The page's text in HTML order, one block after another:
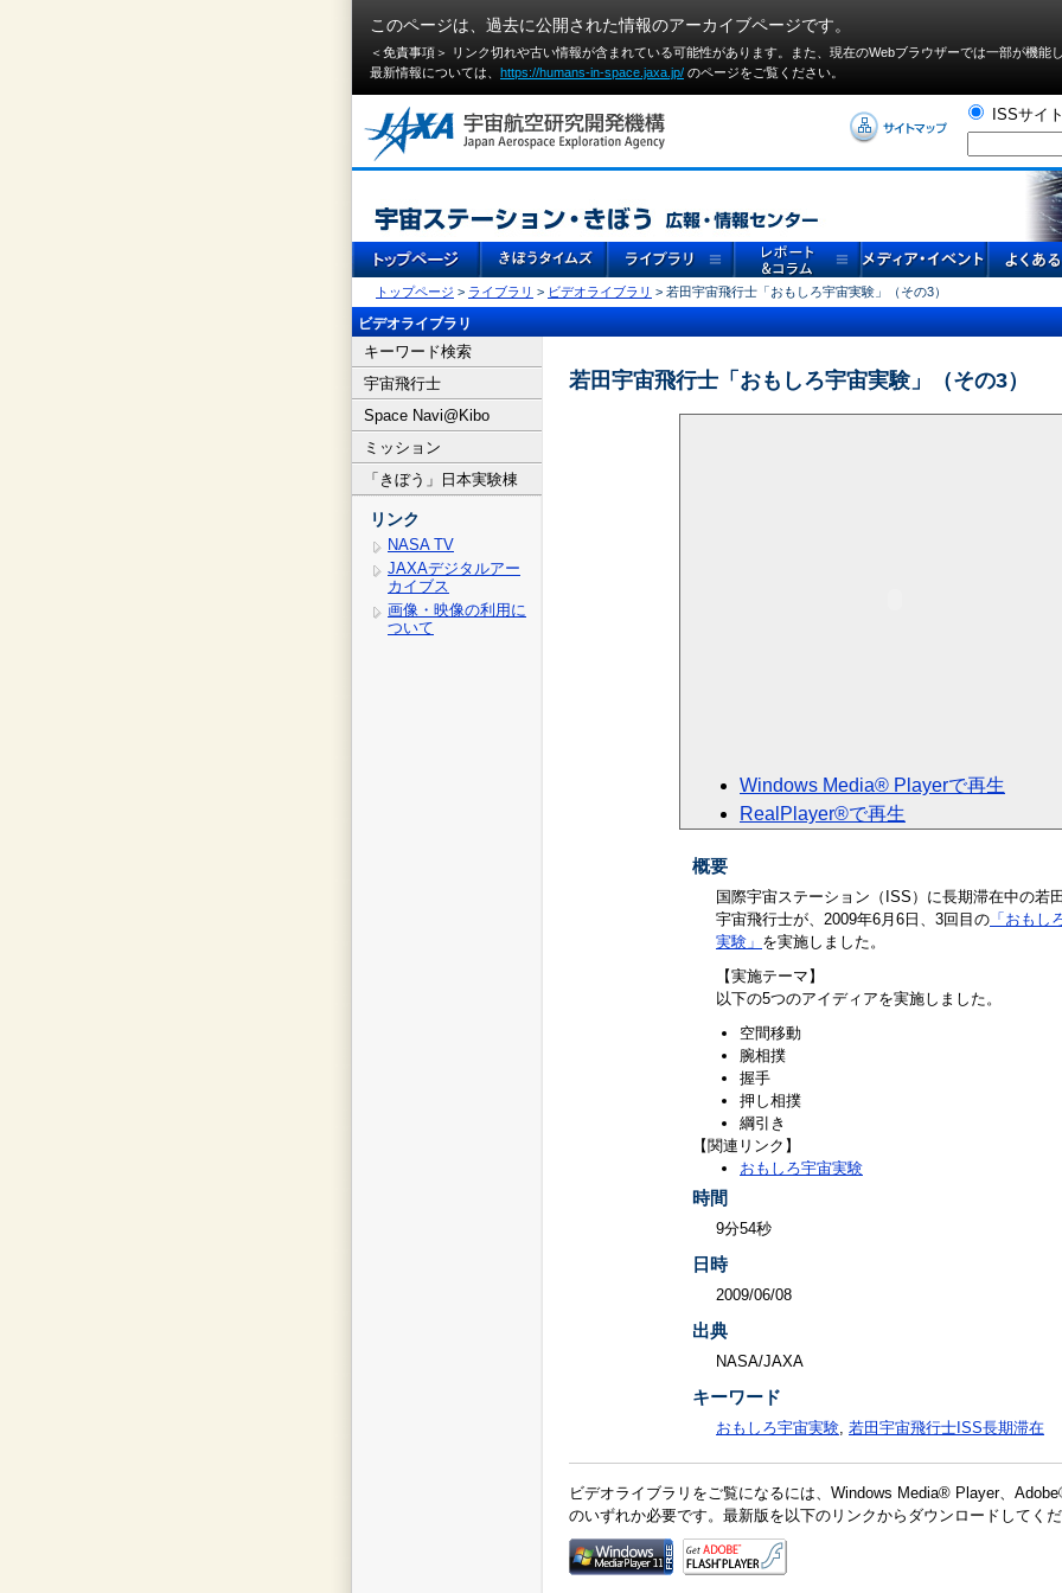
このページは、過去に公開された情報のアーカイブページです。
＜免責事項＞ リンク切れや古い情報が含まれている可能性があります。また、現在のWebブラウザーでは⼀部が機能
最新情報については、 https://humans-in-space.jaxa.jp/ のページをご覧ください。
ISSサイ
トップページ > ライブラリ > ビデオライブラリ > 若田宇宙飛行士「おもしろ宇宙実験」（その3）
ビデオライブラリ
キーワード検索
宇宙飛行士
Space Navi@Kibo
ミッション
「きぼう」日本実験棟
リンク
NASA TV
JAXAデジタルアー
カイブス
画像・映像の利用に
ついて
若田宇宙飛行士「おもしろ宇宙実験」（その3）
Windows Media® Playerで再生
RealPlayer®で再生
概要
国際宇宙ステーション（ISS）に長期滞在中の若
宇宙飛行士が、2009年6月6日、3回目の 「おもし
実験」 を実施しました。
【実施テーマ】
以下の5つのアイディアを実施しました。
空間移動
腕相撲
握手
押し相撲
綱引き
【関連リンク】
おもしろ宇宙実験
時間
9分54秒
日時
2009/06/08
出典
NASA/JAXA
キーワード
おもしろ宇宙実験, 若田宇宙飛行士ISS長期滞在
ビデオライブラリをご覧になるには、Windows Media® Player、
のいずれか必要です。最新版を以下のリンクからダウンロードしてくだ